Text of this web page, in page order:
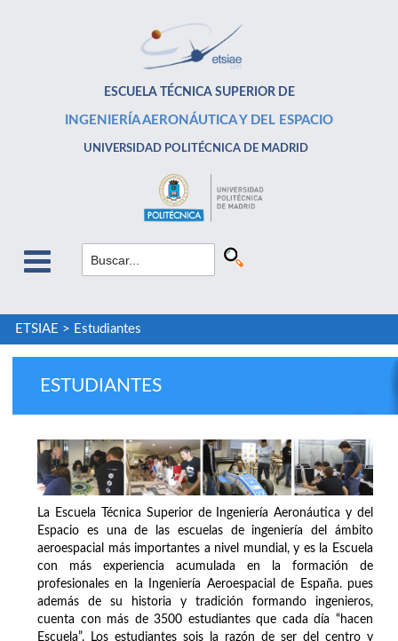
ESCUELA TÉCNICA SUPERIOR DE
INGENIERÍA AERONÁUTICA Y DEL ESPACIO
UNIVERSIDAD POLITÉCNICA DE MADRID
ETSIAE > Estudiantes
ESTUDIANTES
La Escuela Técnica Superior de Ingeniería Aeronáutica y del
Espacio es una de las escuelas de ingeniería del ámbito
aeroespacial más importantes a nivel mundial, y es la Escuela
con más experiencia acumulada en la formación de
profesionales en la Ingeniería Aeroespacial de España. pues
además de su historia y tradición formando ingenieros,
cuenta con más de 3500 estudiantes que cada día “hacen
Escuela”. Los estudiantes sois la razón de ser del centro y